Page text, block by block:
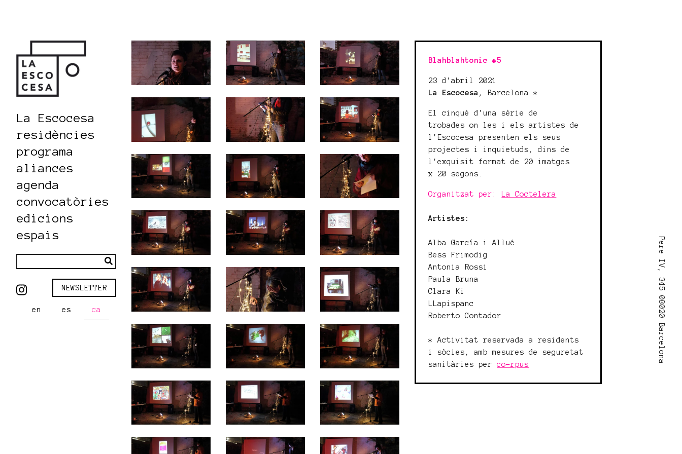
Pere IV, 345 08020 Barcelona
La Escocesa
residències
programa
aliances
agenda
convocatòries
edicions
espais
NEWSLETTER
en es ca
Blahblahtonic #5
23 d'abril 2021
La Escocesa , Barcelona *
El cinquè d'una sèrie de
trobades on les i els artistes de
l'Escocesa presenten els seus
projectes i inquietuds, dins de
l'exquisit format de 20 imatges
x 20 segons.
Organitzat per: La Coctelera
Artistes:
Alba García i Allué
Bess Frimodig
Antonia Rossi
Paula Bruna
Clara Ki
LLapispanc
Roberto Contador
* Activitat reservada a residents
i sòcies, amb mesures de seguretat
sanitàries perco-rpus